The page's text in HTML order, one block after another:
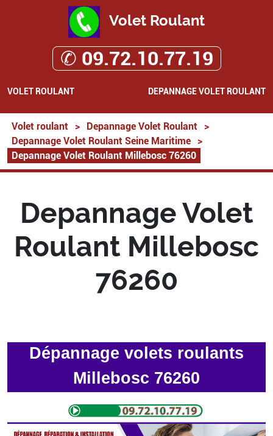
Volet Roulant
✆ 09.72.10.77.19
VOLET ROULANT DEPANNAGE VOLET ROULANT
Volet roulant > Depannage Volet Roulant
>
Depannage Volet Roulant Seine Maritime
>
Depannage Volet Roulant Millebosc 76260
Depannage Volet
Roulant Millebosc
76260
Dépannage volets roulants
Millebosc 76260